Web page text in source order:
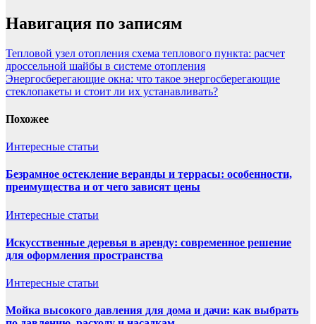
Навигация по записям
Тепловой узел отопления схема теплового пункта: расчет
дроссельной шайбы в системе отопления
Энергосберегающие окна: что такое энергосберегающие
стеклопакеты и стоит ли их устанавливать?
Похожее
Интересные статьи
Безрамное остекление веранды и террасы: особенности,
преимущества и от чего зависят цены
Интересные статьи
Искусственные деревья в аренду: современное решение
для оформления пространства
Интересные статьи
Мойка высокого давления для дома и дачи: как выбрать